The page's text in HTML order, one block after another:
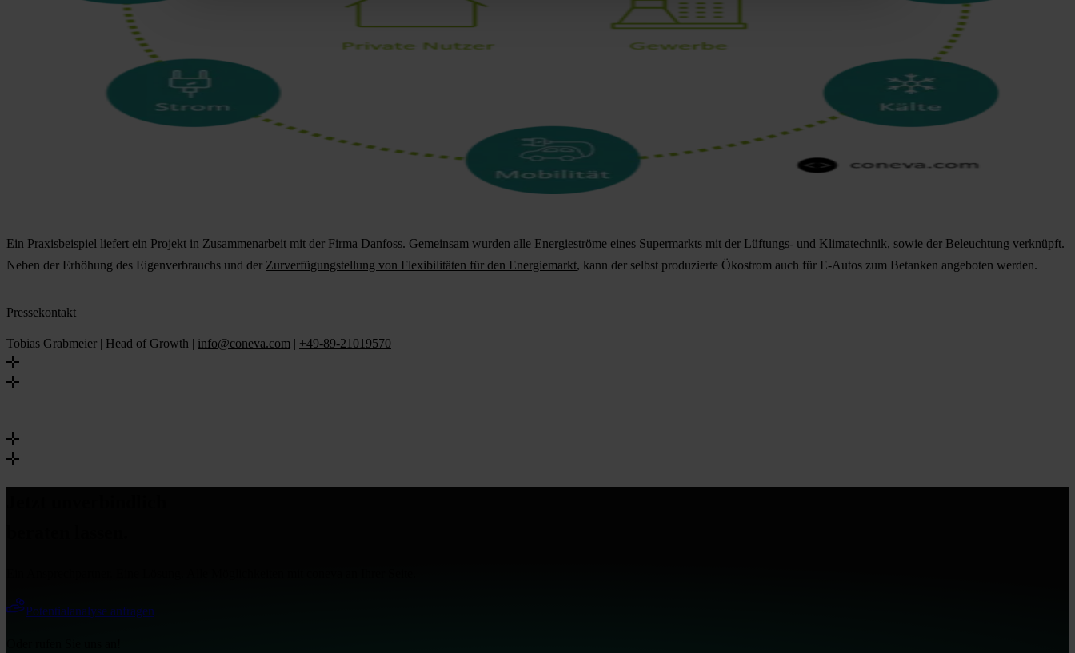
Ein Praxisbeispiel liefert ein Projekt in Zusammenarbeit mit der Firma Danfoss. Gemeinsam wurden alle Energieströme eines Supermarkts mit der Lüftungs- und Klimatechnik, sowie der Beleuchtung verknüpft.
Neben der Erhöhung des Eigenverbrauchs und der Zurverfügungstellung von Flexibilitäten für den Energiemarkt, kann der selbst produzierte Ökostrom auch für E-Autos zum Betanken angeboten werden.
Pressekontakt
Tobias Grabmeier | Head of Growth | info@coneva.com | +49-89-21019570
Potentialanalyse anfragen